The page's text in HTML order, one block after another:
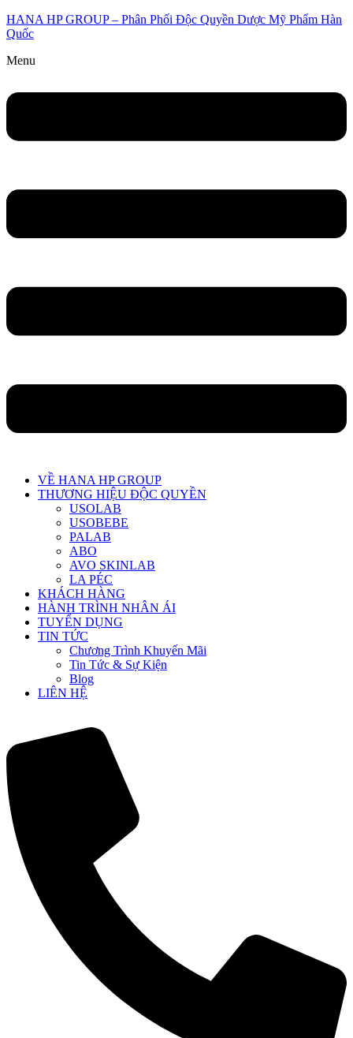
HANA HP GROUP – Phân Phối Độc Quyền Dược Mỹ Phẩm Hàn
Quốc
Menu
VỀ HANA HP GROUP
THƯƠNG HIỆU ĐỘC QUYỀN
USOLAB
USOBEBE
PALAB
ABO
AVO SKINLAB
LA PÉC
KHÁCH HÀNG
HÀNH TRÌNH NHÂN ÁI
TUYỂN DỤNG
TIN TỨC
Chương Trình Khuyến Mãi
Tin Tức & Sự Kiện
Blog
LIÊN HỆ